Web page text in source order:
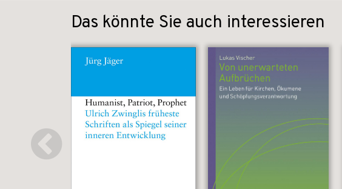
Das könnte Sie auch interessieren